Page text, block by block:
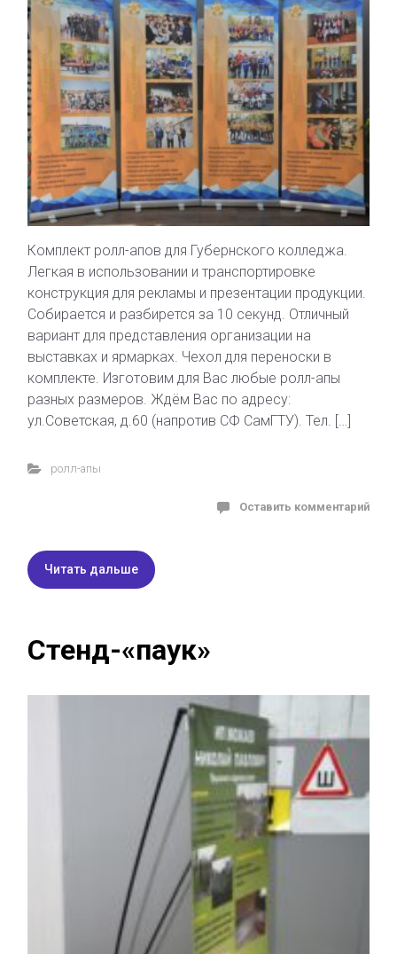
Комплект ролл-апов для Губернского колледжа.
Легкая в использовании и транспортировке
конструкция для рекламы и презентации продукции.
Собирается и разбирется за 10 секунд. Отличный
вариант для представления организации на
выставках и ярмарках. Чехол для переноски в
комплекте. Изготовим для Вас любые ролл-апы
разных размеров. Ждём Вас по адресу:
ул.Советская, д.60 (напротив СФ СамГТУ). Тел. […]
ролл-апы
Оставить комментарий
Читать дальше
Стенд-«паук»